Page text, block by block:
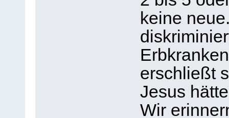
keine
erschließt
Jesus
Wir